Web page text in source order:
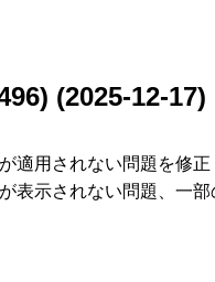
(2025-12-17)
適用されない問題を修正
表示されない問題、一